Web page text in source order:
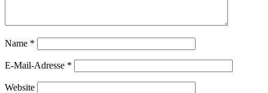
Name *
E-Mail-Adresse *
Website